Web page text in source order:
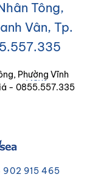
Tông,
Vân, Tp.
Next
Phường Vĩnh
- 0855.557.335
902 915 465